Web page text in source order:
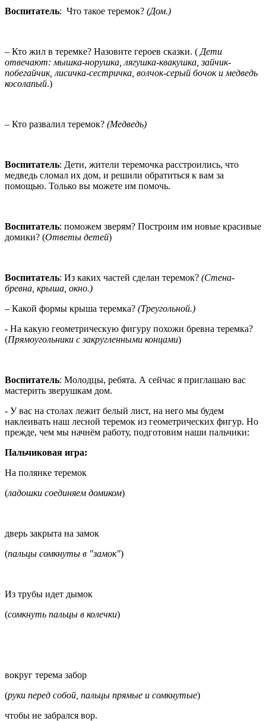
Воспитатель: Что такое теремок? (Дом.)
– Кто жил в теремке? Назовите героев сказки. ( Дети
отвечают: мышка-норушка, лягушка-квакушка, зайчик-
побегайчик, лисичка-сестричка, волчок-серый бочок и медведь
косолапый.)
– Кто развалил теремок? (Медведь)
Воспитатель: Дети, жители теремочка расстроились, что
медведь сломал их дом, и решили обратиться к вам за
помощью. Только вы можете им помочь.
Воспитатель: поможем зверям? Построим им новые красивые
домики? (Ответы детей)
Воспитатель: Из каких частей сделан теремок? (Стена-
бревна, крыша, окно.)
– Какой формы крыша теремка? (Треугольной.)
- На какую геометрическую фигуру похожи бревна теремка?
(Прямоугольники с закругленными концами)
Воспитатель: Молодцы, ребята. А сейчас я приглашаю вас
мастерить зверушкам дом.
- У вас на столах лежит белый лист, на него мы будем
наклеивать наш лесной теремок из геометрических фигур. Но
прежде, чем мы начнём работу, подготовим наши пальчики:
Пальчиковая игра:
На полянке теремок
(ладошки соединяем домиком)
дверь закрыта на замок
(пальцы сомкнуты в "замок")
Из трубы идет дымок
(сомкнуть пальцы в колечки)
вокруг терема забор
(руки перед собой, пальцы прямые и сомкнутые)
чтобы не забрался вор.